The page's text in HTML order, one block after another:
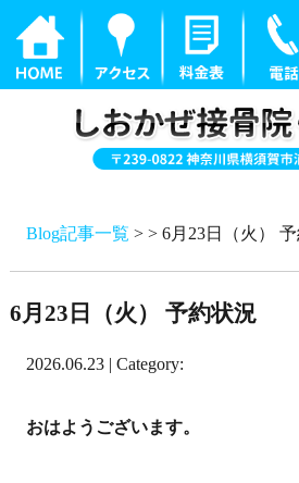
Blog記事一覧 > > 6月23日（火）
6月23日（火） 予約状況
2026.06.23 | Category:
おはようございます。